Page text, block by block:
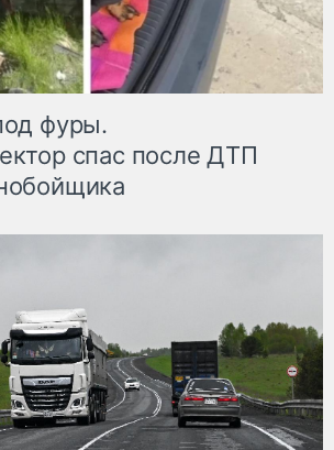
фуры.
спас после ДТП